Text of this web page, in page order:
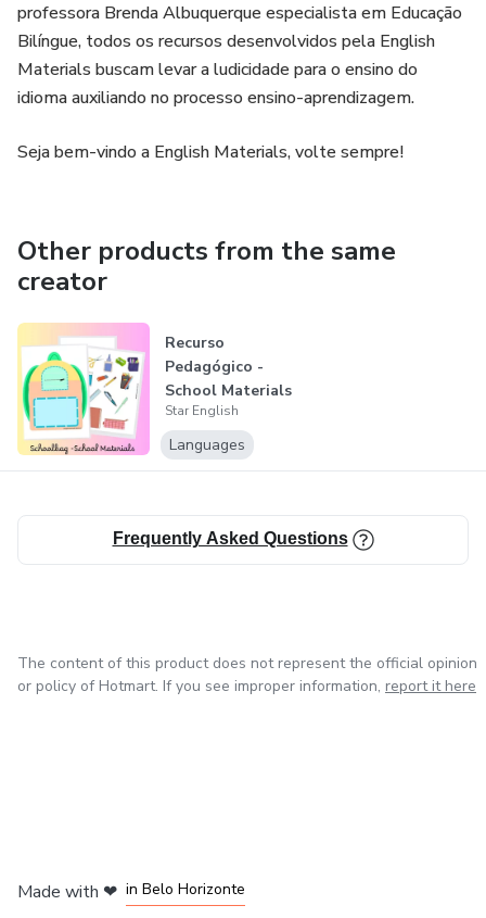
professora Brenda Albuquerque especialista em Educação
Bilíngue, todos os recursos desenvolvidos pela English
Materials buscam levar a ludicidade para o ensino do
idioma auxiliando no processo ensino-aprendizagem.
Seja bem-vindo a English Materials, volte sempre!
Other products from the same
creator
Recurso
Pedagógico -
School Materials
Star English
Languages
Frequently Asked Questions
The content of this product does not represent the official opinion
or policy of Hotmart. If you see improper information, report it here
Made with ❤ in Belo Horizonte